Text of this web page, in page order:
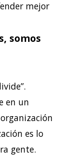
mejor
somos
en un
es lo
gente.